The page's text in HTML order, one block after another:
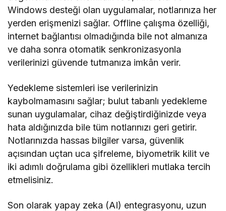
Windows desteği olan uygulamalar, notlarınıza her
yerden erişmenizi sağlar. Offline çalışma özelliği,
internet bağlantısı olmadığında bile not almanıza
ve daha sonra otomatik senkronizasyonla
verilerinizi güvende tutmanıza imkân verir.
Yedekleme sistemleri ise verilerinizin
kaybolmamasını sağlar; bulut tabanlı yedekleme
sunan uygulamalar, cihaz değiştirdiğinizde veya
hata aldığınızda bile tüm notlarınızı geri getirir.
Notlarınızda hassas bilgiler varsa, güvenlik
açısından uçtan uca şifreleme, biyometrik kilit ve
iki adımlı doğrulama gibi özellikleri mutlaka tercih
etmelisiniz.
Son olarak yapay zeka (AI) entegrasyonu, uzun